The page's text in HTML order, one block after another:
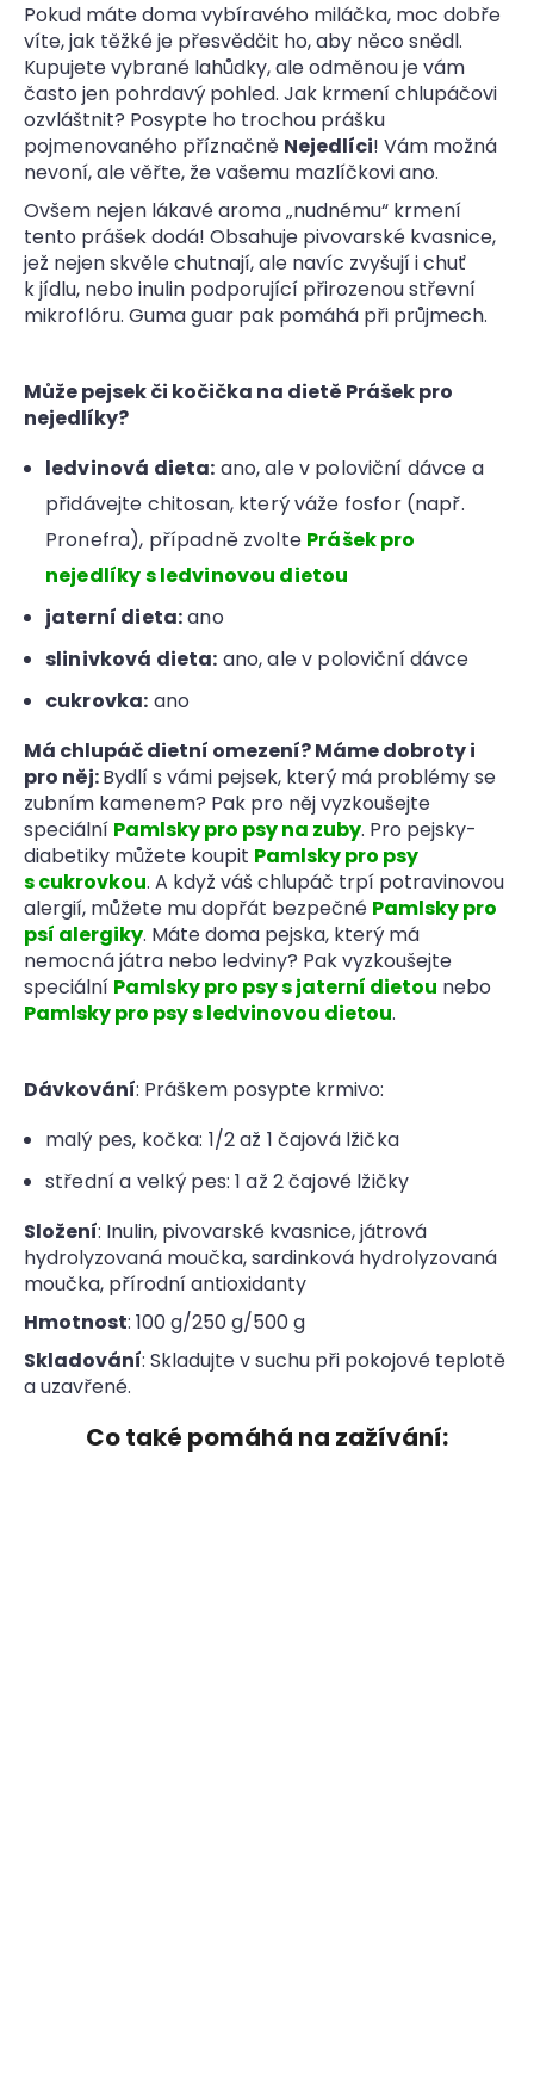
Pokud máte doma vybíravého miláčka, moc dobře
víte, jak těžké je přesvědčit ho, aby něco snědl.
Kupujete vybrané lahůdky, ale odměnou je vám
často jen pohrdavý pohled. Jak krmení chlupáčovi
ozvláštnit? Posypte ho trochou prášku
pojmenovaného příznačně Nejedlíci! Vám možná
nevoní, ale věřte, že vašemu mazlíčkovi ano.
Ovšem nejen lákavé aroma „nudnému“ krmení
tento prášek dodá! Obsahuje pivovarské kvasnice,
jež nejen skvěle chutnají, ale navíc zvyšují i chuť
k jídlu, nebo inulin podporující přirozenou střevní
mikroflóru. Guma guar pak pomáhá při průjmech.
Může pejsek či kočička na dietě Prášek pro
nejedlíky?
ledvinová dieta: ano, ale v poloviční dávce a
přidávejte chitosan, který váže fosfor (např.
Pronefra), případně zvolte Prášek pro
nejedlíky s ledvinovou dietou
jaterní dieta:ano
slinivková dieta: ano, ale v poloviční dávce
cukrovka: ano
Má chlupáč dietní omezení? Máme dobroty i
pro něj:Bydlí s vámi pejsek, který má problémy se
zubním kamenem? Pak pro něj vyzkoušejte
speciální Pamlsky pro psy na zuby. Pro pejsky-
diabetiky můžete koupit Pamlsky pro psy
s cukrovkou. A když váš chlupáč trpí potravinovou
alergií, můžete mu dopřát bezpečné Pamlsky pro
psí alergiky. Máte doma pejska, který má
nemocná játra nebo ledviny? Pak vyzkoušejte
speciální Pamlsky pro psy s jaterní dietou nebo
Pamlsky pro psy s ledvinovou dietou.
Dávkování: Práškem posypte krmivo:
malý pes, kočka: 1/2 až 1 čajová lžička
střední a velký pes: 1 až 2 čajové lžičky
Složení: Inulin, pivovarské kvasnice, játrová
hydrolyzovaná moučka, sardinková hydrolyzovaná
moučka, přírodní antioxidanty
Hmotnost: 100 g/250 g/500 g
Skladování: Skladujte v suchu při pokojové teplotě
a uzavřené.
Co také pomáhá na zažívání: